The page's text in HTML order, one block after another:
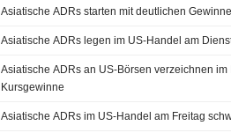
Asiatische ADRs starten mit deutlichen
Asiatische ADRs legen im US-Handel am
Asiatische ADRs an US-Börsen verzeichnen
Kursgewinne
Asiatische ADRs im US-Handel am Freitag